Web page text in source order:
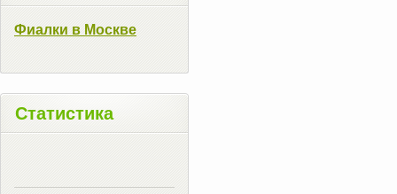
Фиалки в Москве
Статистика